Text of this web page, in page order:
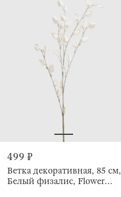
499 ₽
Ветка декоративная, 85 см,
Белый физалис, Flower